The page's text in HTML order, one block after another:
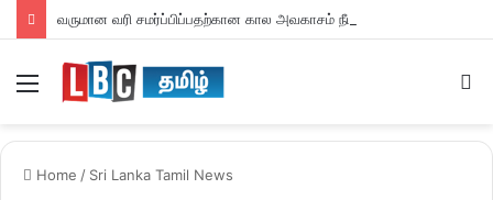
வருமான வரி சமர்ப்பிப்பதற்கான கால அவகாசம் நீடிப்பு
Home / Sri Lanka Tamil News